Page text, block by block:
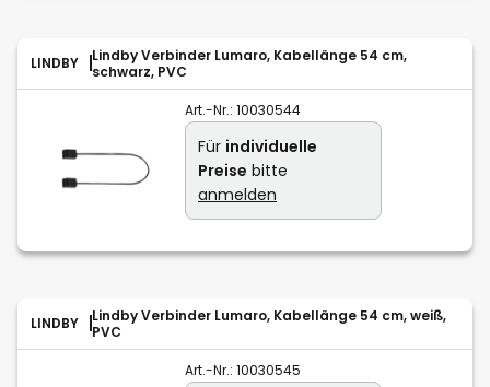
LINDBY
Lindby Verbinder Lumaro, Kabellänge 54 cm,
schwarz, PVC
Art.-Nr.: 10030544
Für individuelle
Preise bitte
anmelden
LINDBY
Lindby Verbinder Lumaro, Kabellänge 54 cm, weiß,
PVC
Art.-Nr.: 10030545